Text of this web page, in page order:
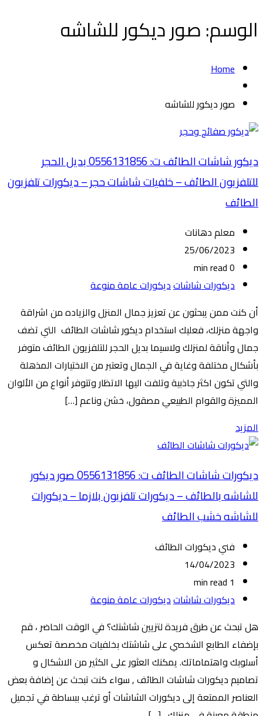
الوسم:صور ديكور للشاشه
Home
صور ديكور للشاشه
ديكور شاشات الطائف ت: 0556131856 بديل الحجر
للتلفزيون الطائف – خلفيات شاشات حجر – ديكورات تلفزيون
الطائف
معلم دهانات
25/06/2023
0 min read
ديكورات شاشاتديكورات عامة منوعة
أن كنت ممن يبحثون عن تعزيز جمال المنزل والزياده من اشراقة
واجهة منزلك، فعليك استخدام ديكور شاشات الطائف التي تضف
جمال وأناقة لمنزلك ولاسيما بديل الحجر للتلفزيون الطائف متوفر
بأشكال مختلفة وغاية في الجمال وتعتبر من الاختيارات المذهلة
والتي تكون اكثر جاذبية وتلفت اليها الاتظار وتتوفر أنواع من الألوان
المميزة والقوام الطبيعي مصقول، خشن وناعم […]
المزيد
ديكورات شاشات الطائف ت: 0556131856 صور ديكور
للشاشه بالطائف – ديكورات تلفزيون بلازما – ديكورات
للشاشه خشب الطائف
فني ديكورات الطائف
14/04/2023
1 min read
ديكورات شاشاتديكورات عامة منوعة
هل تبحث عن طرق فريدة لتزيين شاشتك؟ في الوقت الحاضر ، قم
بإضفاء الطابع الشخصي على شاشتك بخلفيات مخصصة تعكس
أسلوبك واهتماماتك. يمكنك العثور على الكثير من الاشكال و
تصاميم ديكورات شاشات الطائف , سواء كنت تبحث عن إضافة بعض
العناصر الممتعة إلى ديكورات الشاشات أو ترغب ببساطة في تجميل